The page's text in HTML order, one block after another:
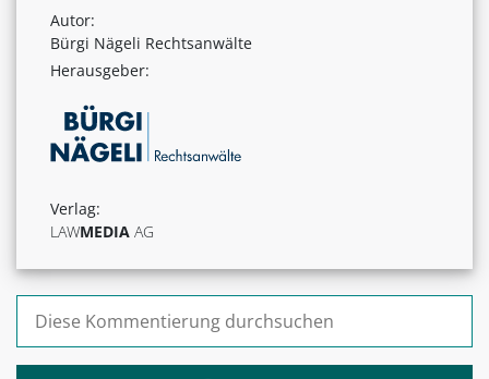
Autor:
Bürgi Nägeli Rechtsanwälte
Herausgeber:
Verlag:
LAWMEDIA AG
Suchen nach: